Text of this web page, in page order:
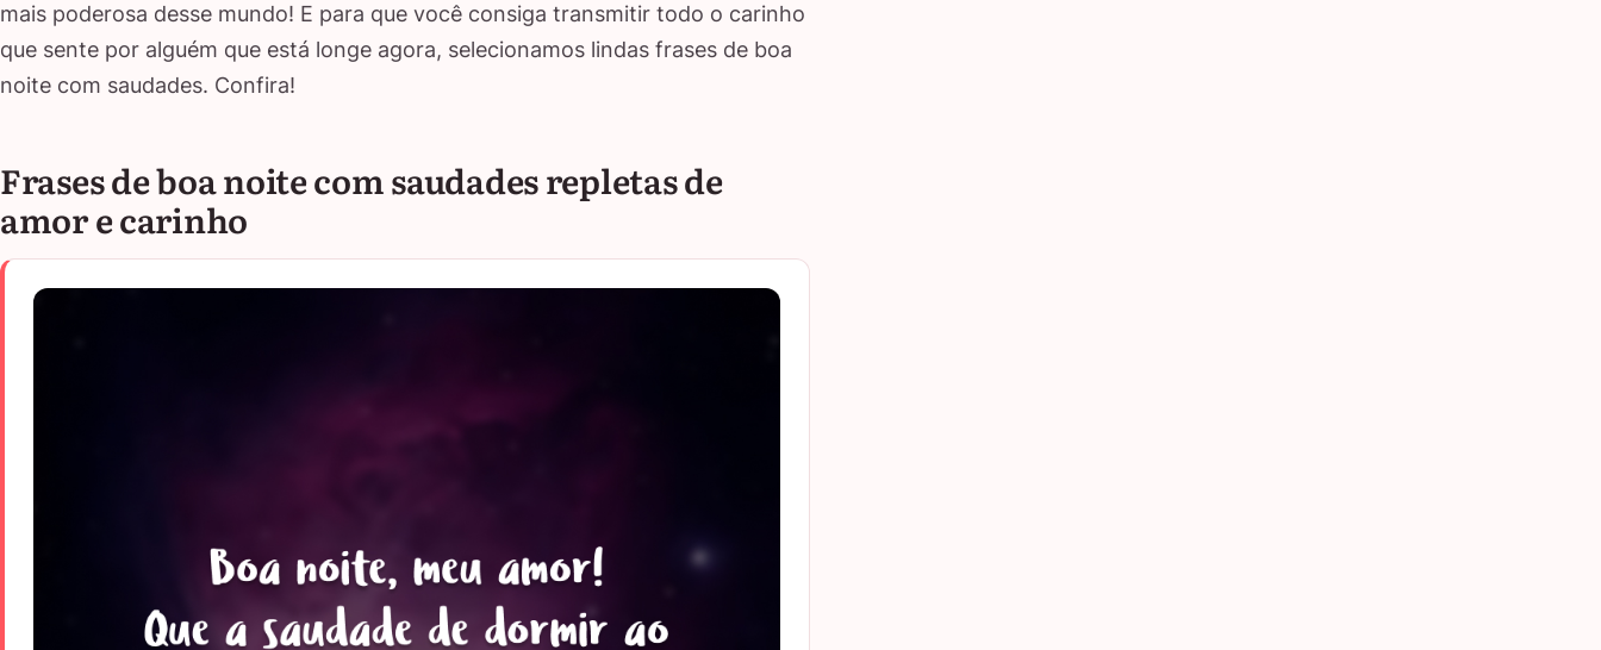
mais poderosa desse mundo! E para que você consiga transmitir todo o carinho
que sente por alguém que está longe agora, selecionamos lindas frases de boa
noite com saudades. Confira!
Frases de boa noite com saudades repletas de
amor e carinho